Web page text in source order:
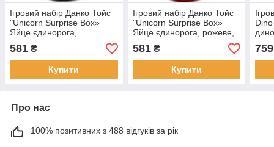
Ігровий набір Данко Тойс
"Unicorn Surprise Box»
Яйце єдинорога,
фіолетове, українську
мову, 30х20 см (USB-01-
01U)
581 ₴
Купити
Ігровий набір Данко Тойс
"Unicorn Surprise Box»
Яйце єдинорога, рожеве,
українську мову, 30х20 см
(USB-01-01U)
581₴
Купити
01U)
759
Про нас
100% позитивних з 488 відгуків за рік